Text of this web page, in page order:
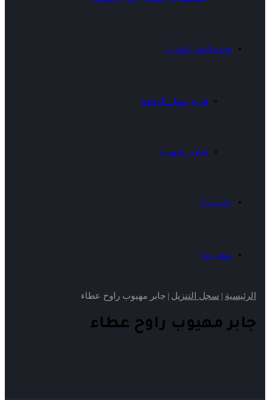
وحدة الأمن الغذائي
فريق عمل الوحدة
تقارير شهرية
المديريات
اتصل بنا
الرئيسية | سجل التنزيل | جابر مهيوب راوح عطاء
جابر مهيوب راوح عطاء